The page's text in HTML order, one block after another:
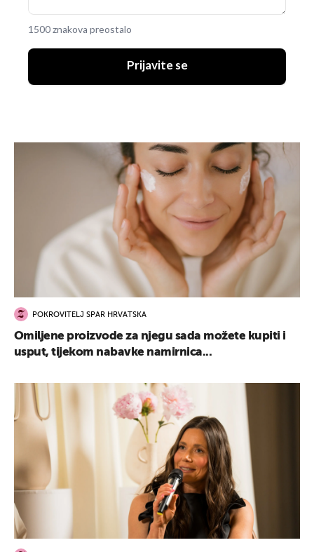
1500 znakova preostalo
Prijavite se
POKROVITELJ SPAR HRVATSKA
Omiljene proizvode za njegu sada možete kupiti i
usput, tijekom nabavke namirnica...